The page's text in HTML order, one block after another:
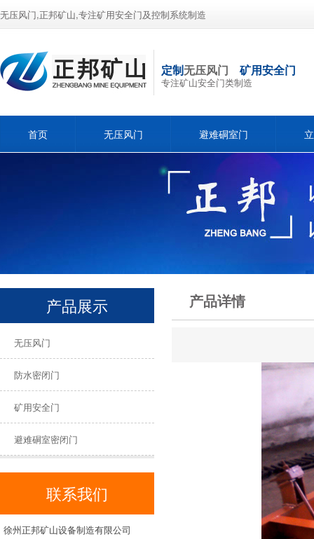
无压风门,正邦矿山,专注矿用安全门及控制系统制造
定制无压风门 矿用安全门
专注矿山安全门类制造
首页 无压风门 避难硐室门
产品展示
无压风门
防水密闭门
矿用安全门
避难硐室密闭门
联系我们
徐州正邦矿山设备制造有限公司
产品详情